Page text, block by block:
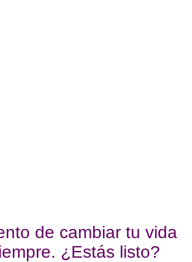
de cambiar tu vida
¿Estás listo?